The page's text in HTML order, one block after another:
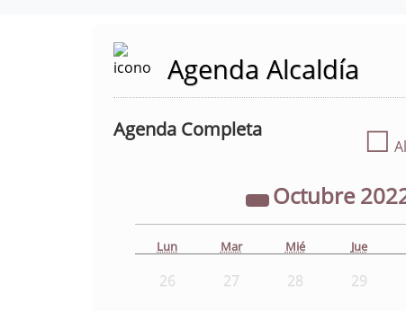
Agenda Alcaldía
Agenda Completa ☐
Octubre
Lun Mar Mié Jue
26 27 28 29